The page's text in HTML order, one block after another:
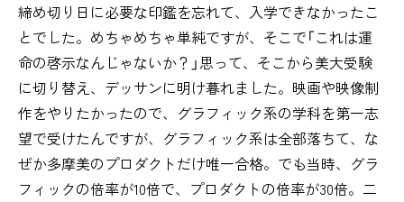
締め切り日に必要な印鑑を忘れて、入学できなかったこ
とでした。めちゃめちゃ単純ですが、そこで「これは運
命の啓示なんじゃないか？」思って、そこから美大受験
に切り替え、デッサンに明け暮れました。映画や映像制
作をやりたかったので、グラフィック系の学科を第一志
望で受けたんですが、グラフィック系は全部落ちて、な
ぜか多摩美のプロダクトだけ唯一合格。でも当時、グラ
フィックの倍率が10倍で、プロダクトの倍率が30倍。二